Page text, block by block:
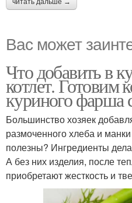
читать дальше →
Вас может
Что добавить в
котлет. Готовим
куриного фарша
Большинство хозяек
размоченного хлеба и
полезны? Ингредиенты
А без них изделия, после
приобретают жесткость и